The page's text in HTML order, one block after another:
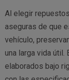
Al elegir
aseguras de que
vehículo,
una larga vida
elaborados bajo